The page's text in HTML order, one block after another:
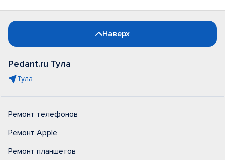
Наверх
Pedant.ru Тула
Тула
Ремонт телефонов
Ремонт Apple
Ремонт планшетов